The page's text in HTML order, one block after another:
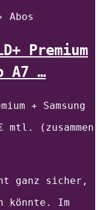
Abos
Premium
A7 …
+ Samsung
mtl. (zusammen
ganz sicher,
könnte. Im